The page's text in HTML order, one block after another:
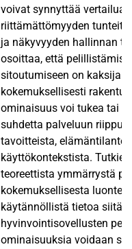
voivat synnyttää vertailua,
riittämättömyyden
ja näkyvyyden hallinnan
osoittaa, että
sitoutumiseen on
kokemuksellisesti
ominaisuus voi tukea tai
suhdetta palveluun
tavoitteista,
käyttökontekstista.
teoreettista ymmärrystä
kokemuksellisesta
käytännöllistä tietoa siitä,
hyvinvointisovellusten
ominaisuuksia voidaan